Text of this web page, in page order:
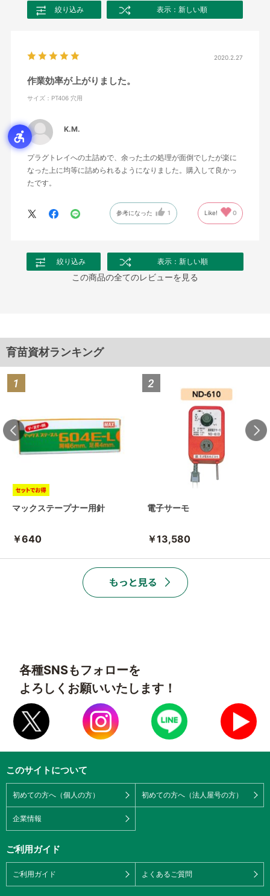
絞り込み 表示：新しい順
2020.2.27
作業効率が上がりました。
サイズ：PT406 穴用
K.M.
プラグトレイへの土詰めで、余った土の処理が面倒でしたが楽に
なった上に均等に詰められるようになりました。購入して良かっ
たです。
参考になった 1 Like! 0
絞り込み 表示：新しい順
この商品の全てのレビューを見る
育苗資材ランキング
マックステープナー用針
￥640
電子サーモ
￥13,580
各種SNSもフォローを
よろしくお願いいたします！
このサイトについて
初めての方へ（個人の方） 初めての方へ（法人屋号の方）
企業情報
ご利用ガイド
ご利用ガイド よくあるご質問